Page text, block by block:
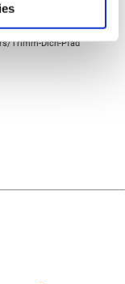
Trimm-Dich-Pfad